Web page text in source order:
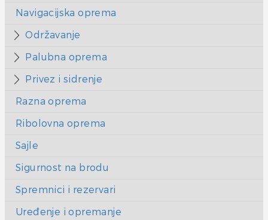
Navigacijska oprema
Održavanje
Palubna oprema
Privez i sidrenje
Razna oprema
Ribolovna oprema
Sajle
Sigurnost na brodu
Spremnici i rezervari
Uređenje i opremanje